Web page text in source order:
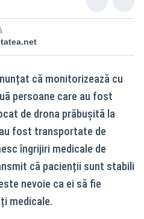
că monitorizează cu
persoane care au fost
de drona prăbușită la
fost transportate de
îngrijiri medicale de
că pacienții sunt stabili
nevoie ca ei să fie
medicale.